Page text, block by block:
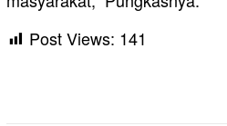
Post Views: 141